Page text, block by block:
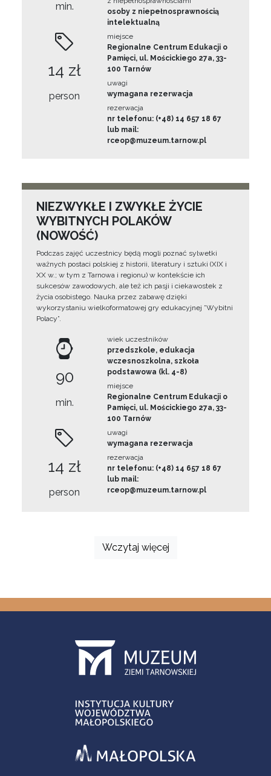
min.
14 zł
person
osoby z niepełnosprawnością
intelektualną
miejsce
Regionalne Centrum Edukacji o
Pamięci, ul. Mościckiego 27a, 33-
100 Tarnów
uwagi
wymagana rezerwacja
rezerwacja
nr telefonu: (+48) 14 657 18 67
lub mail:
rceop@muzeum.tarnow.pl
NIEZWYKŁE I ZWYKŁE ŻYCIE
WYBITNYCH POLAKÓW
(NOWOŚĆ)
Podczas zajęć uczestnicy będą mogli poznać sylwetki
ważnych postaci polskiej z historii, literatury i sztuki (XIX i
XX w.; w tym z Tarnowa i regionu) w kontekście ich
sukcesów zawodowych, ale też ich pasji i ciekawostek z
życia osobistego. Nauka przez zabawę dzięki
wykorzystaniu wielkoformatowej gry edukacyjnej ”Wybitni
Polacy”.
90
min.
14 zł
person
wiek uczestników
przedszkole, edukacja
wczesnoszkolna, szkoła
podstawowa (kl. 4-8)
miejsce
Regionalne Centrum Edukacji o
Pamięci, ul. Mościckiego 27a, 33-
100 Tarnów
uwagi
wymagana rezerwacja
rezerwacja
nr telefonu: (+48) 14 657 18 67
lub mail:
rceop@muzeum.tarnow.pl
Wczytaj więcej